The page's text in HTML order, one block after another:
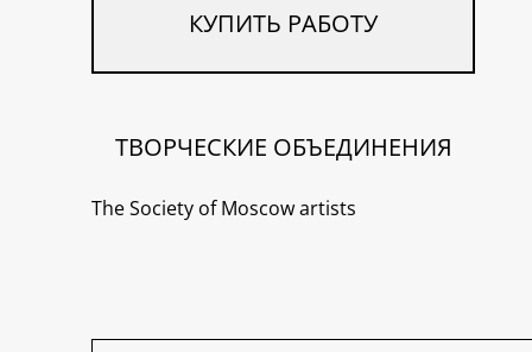
КУПИТЬ РАБОТУ
ТВОРЧЕСКИЕ ОБЪЕДИНЕНИЯ
The Society of Moscow artists